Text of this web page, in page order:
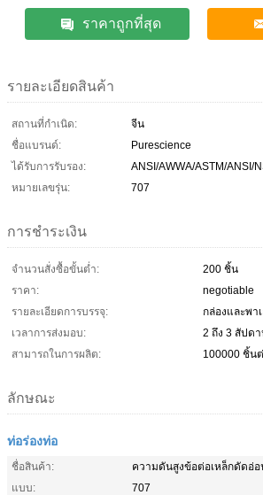
ราคาถูกที่สุด
รายละเอียดสินค้า
สถานที่กำเนิด:
จีน
ชื่อแบรนด์:
Purescience
ได้รับการรับรอง:
ANSI/AWWA/ASTM/ANSI/
หมายเลขรุ่น:
707
การชำระเงิน
จำนวนสั่งซื้อขั้นต่ำ:
200 ชิ้น
ราคา:
negotiable
รายละเอียดการบรรจุ:
กล่องและพา
เวลาการส่งมอบ:
2 ถึง 3 สัปด
สามารถในการผลิต:
100000 ชิ้น
ลักษณะ
ท่อร่องท่อ
ชื่อสินค้า:
ความดันสูงข้อต่อเหล็กดัดอ่อ
แบบ:
707